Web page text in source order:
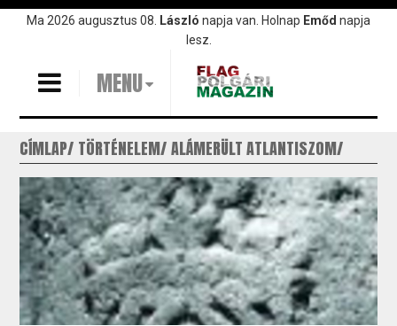
UgrásMa 2026 augusztus 08. László napja van. Holnap Emőd napja
lesz.
MENU
CÍMLAP TÖRTÉNELEM ALÁMERÜLT ATLANTISZOM